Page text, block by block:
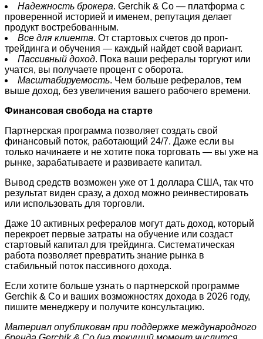
Надежность брокера. Gerchik & Co — платформа с
проверенной историей и именем, репутация делает
продукт востребованным.
Все для клиента. От стартовых счетов до проп-
трейдинга и обучения — каждый найдет свой вариант.
Пассивный доход. Пока ваши рефералы торгуют или
учатся, вы получаете процент с оборота.
Масштабируемость. Чем больше рефералов, тем
выше доход, без увеличения вашего рабочего времени.
Финансовая свобода на старте
Партнерская программа позволяет создать свой
финансовый поток, работающий 24/7. Даже если вы
только начинаете и не хотите пока торговать — вы уже на
рынке, зарабатываете и развиваете капитал.
Вывод средств возможен уже от 1 доллара США, так что
результат виден сразу, а доход можно реинвестировать
или использовать для торговли.
Даже 10 активных рефералов могут дать доход, который
перекроет первые затраты на обучение или создаст
стартовый капитал для трейдинга. Систематическая
работа позволяет превратить знание рынка в
стабильный поток пассивного дохода.
Если хотите больше узнать о партнерской программе
Gerchik & Co и ваших возможностях дохода в 2026 году,
пишите менеджеру и получите консультацию.
Материал опубликован при поддержке международного